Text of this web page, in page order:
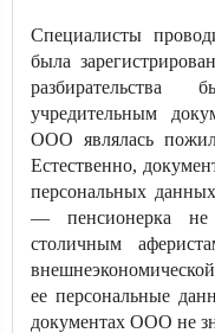
Специалисты
была
учредительным
ООО являлась
Естественно,
персональных
— пенсионерка не
столичным
ее персональные
документах ООО не